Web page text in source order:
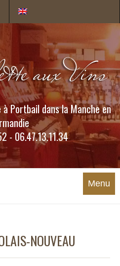
Portbail dans la Manche en
- 06.47.13.11.34
Menu
NOUVEAU